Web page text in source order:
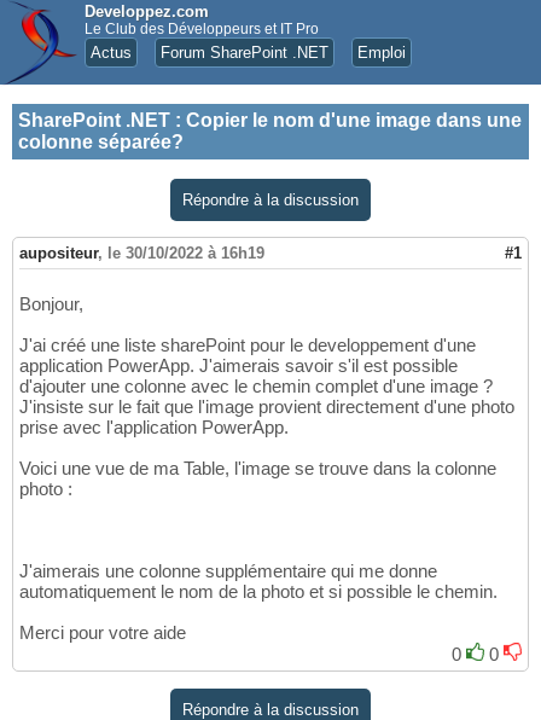
Developpez.com
Le Club des Développeurs et IT Pro
Actus Forum SharePoint .NET Emploi
SharePoint .NET : Copier le nom d'une image dans une
colonne séparée?
Répondre à la discussion
aupositeur, le 30/10/2022 à 16h19 #1
Bonjour,
J'ai créé une liste sharePoint pour le developpement d'une
application PowerApp. J'aimerais savoir s'il est possible
d'ajouter une colonne avec le chemin complet d'une image ?
J'insiste sur le fait que l'image provient directement d'une photo
prise avec l'application PowerApp.
Voici une vue de ma Table, l'image se trouve dans la colonne
photo :
J'aimerais une colonne supplémentaire qui me donne
automatiquement le nom de la photo et si possible le chemin.
Merci pour votre aide
0
0
Répondre à la discussion